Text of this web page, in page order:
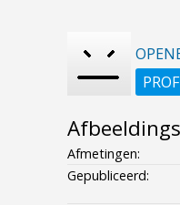
Afmetingen:
Gepubliceerd: